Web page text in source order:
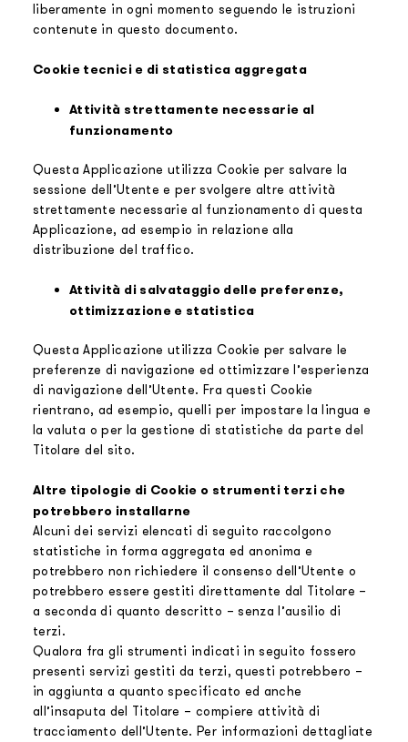
liberamente in ogni momento seguendo le istruzioni
contenute in questo documento.
Cookie tecnici e di statistica aggregata
Attività strettamente necessarie al
funzionamento
Questa Applicazione utilizza Cookie per salvare la
sessione dell’Utente e per svolgere altre attività
strettamente necessarie al funzionamento di questa
Applicazione, ad esempio in relazione alla
distribuzione del traffico.
Attività di salvataggio delle preferenze,
ottimizzazione e statistica
Questa Applicazione utilizza Cookie per salvare le
preferenze di navigazione ed ottimizzare l’esperienza
di navigazione dell’Utente. Fra questi Cookie
rientrano, ad esempio, quelli per impostare la lingua e
la valuta o per la gestione di statistiche da parte del
Titolare del sito.
Altre tipologie di Cookie o strumenti terzi che
potrebbero installarne
Alcuni dei servizi elencati di seguito raccolgono
statistiche in forma aggregata ed anonima e
potrebbero non richiedere il consenso dell’Utente o
potrebbero essere gestiti direttamente dal Titolare –
a seconda di quanto descritto – senza l’ausilio di
terzi.
Qualora fra gli strumenti indicati in seguito fossero
presenti servizi gestiti da terzi, questi potrebbero –
in aggiunta a quanto specificato ed anche
all’insaputa del Titolare – compiere attività di
tracciamento dell’Utente. Per informazioni dettagliate